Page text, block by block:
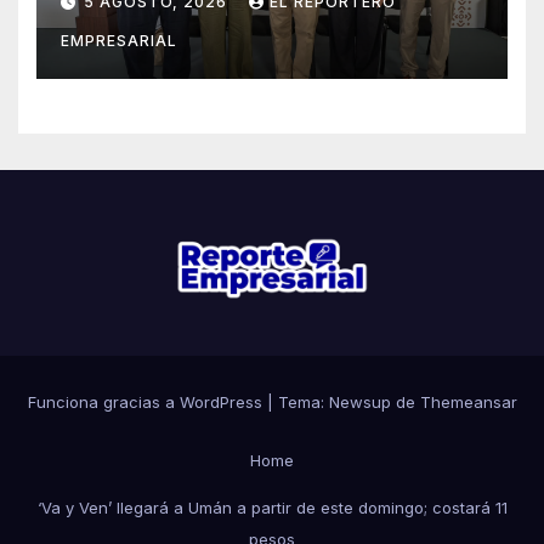
Maya fortalece la salud de las
familias yucatecas
EMPRESARIAL
Funciona gracias a WordPress Tema: Newsup de Themeansar
Home
‘Va y Ven’ llegará a Umán a partir de este domingo; costará 11
pesos